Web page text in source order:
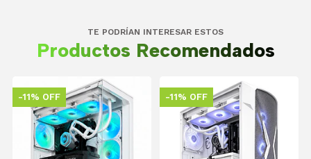
TE PODRÍAN INTERESAR ESTOS
Productos Recomendados
-11% OFF -11% OFF